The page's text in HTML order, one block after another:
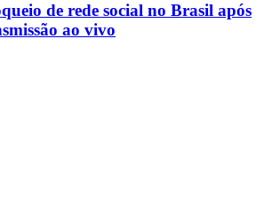
de rede social no Brasil após
ao vivo